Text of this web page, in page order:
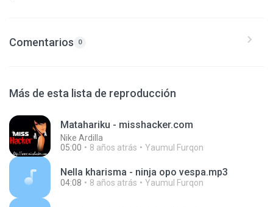
Comentarios 0
Más de esta lista de reproducción
Matahariku - misshacker.com
Nike Ardilla
05:00
8 años atrás Yaumul Furqon
Nella kharisma - ninja opo vespa.mp3
04:08 8 años atrás Yaumul Furqon